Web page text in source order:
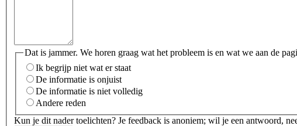
Dat is jammer. We horen graag wat het probleem is en wat we aan de
Ik begrijp niet wat er staat
De informatie is onjuist
De informatie is niet volledig
Andere reden
Kun je dit nader toelichten? Je feedback is anoniem; wil je een antwoord,